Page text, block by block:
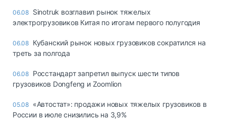
06.08 Sinotruk возглавил рынок тяжелых
электрогрузовиков Китая по итогам первого полугодия
06.08 Кубанский рынок новых грузовиков сократился на
треть за полгода
06.08 Росстандарт запретил выпуск шести типов
грузовиков Dongfeng и Zoomlion
05.08 «Автостат»: продажи новых тяжелых грузовиков в
России в июле снизились на 3,9%